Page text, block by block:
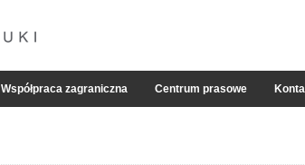
Współpraca zagraniczna Centrum prasowe